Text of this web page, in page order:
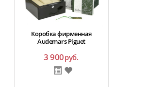
Коробка фирменная
Audemars Piguet
3 900руб.